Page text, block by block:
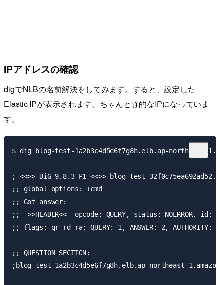
IPアドレスの確認
digでNLBの名前解決をしてみます。すると、設定した
Elastic IPが表示されます。ちゃんと静的なIPになっていま
す。
$ dig blog-test-1a2b3c4d5e6f7g8h.elb.ap-northeast-
; <<>> DiG 9.8.3-P1 <<>> blog-test-
;; global options: +cmd
;; Got answer:
;; ->>HEADER<<- opcode: QUERY, status: NOERROR, id:
;; flags: qr rd ra; QUERY: 1, ANSWER: 2, AUTHORITY:
;; QUESTION SECTION:
;blog-test-1a2b3c4d5e6f7g8h.elb.ap-northeast-